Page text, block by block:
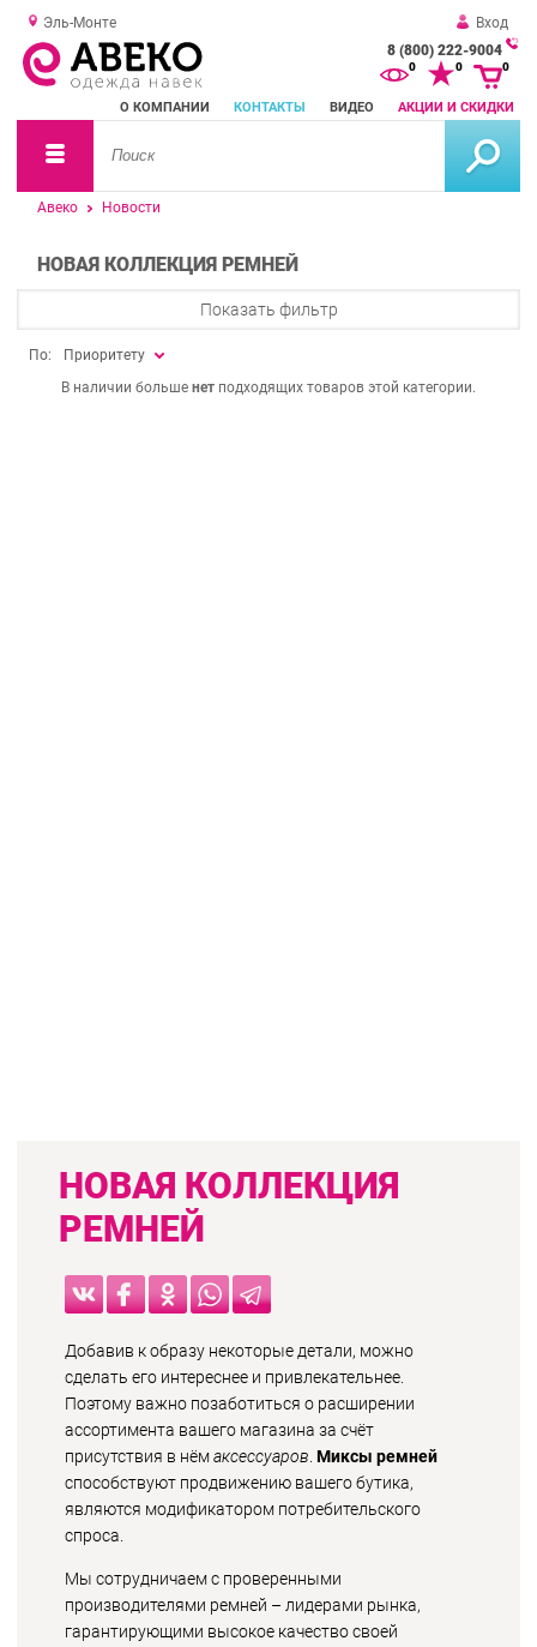
Эль-Монте
Вход
8 (800) 222-9004
О КОМПАНИИ КОНТАКТЫ ВИДЕО АКЦИИ И СКИДКИ
0 0 0
Авеко Новости
НОВАЯ КОЛЛЕКЦИЯ РЕМНЕЙ
Показать фильтр
По:
Приоритету
В наличии больше нет подходящих товаров этой категории.
НОВАЯ КОЛЛЕКЦИЯ
РЕМНЕЙ
Добавив к образу некоторые детали, можно
сделать его интереснее и привлекательнее.
Поэтому важно позаботиться о расширении
ассортимента вашего магазина за счёт
присутствия в нёмаксессуаров. Миксы ремней
способствуют продвижению вашего бутика,
являются модификатором потребительского
спроса.
Мы сотрудничаем с проверенными
производителями ремней – лидерами рынка,
гарантирующими высокое качество своей